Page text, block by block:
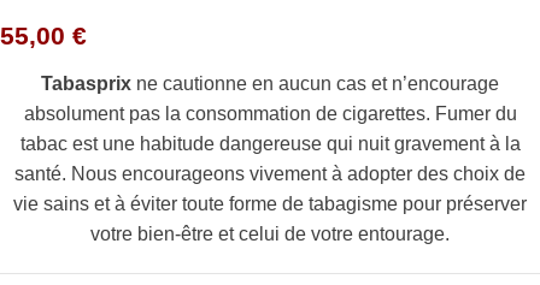
55,00 €
Tabasprix ne cautionne en aucun cas et n’encourage
absolument pas la consommation de cigarettes. Fumer du
tabac est une habitude dangereuse qui nuit gravement à la
santé. Nous encourageons vivement à adopter des choix de
vie sains et à éviter toute forme de tabagisme pour préserver
votre bien-être et celui de votre entourage.